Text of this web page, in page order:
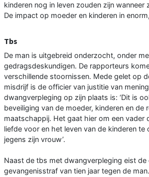
kinderen nog in leven zouden zijn wanneer
De impact op moeder en kinderen in
Tbs
De man is uitgebreid onderzocht, onder
gedragsdeskundigen. De rapporteurs
verschillende stoornissen. Mede gelet op
misdrijf is de officier van justitie van
dwangverpleging op zijn plaats is: ‘Dit is
beveiliging van de moeder, kinderen en de
maatschappij. Het gaat hier om een vader
liefde voor en het leven van de kinderen
jegens zijn vrouw’.
Naast de tbs met dwangverpleging eist de
gevangenisstraf van tien jaar tegen de man.